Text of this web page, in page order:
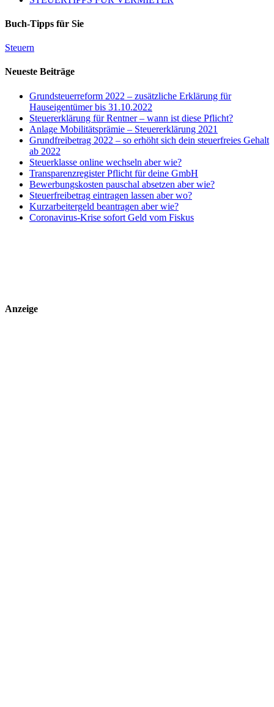
Buch-Tipps für Sie
Steuern
Neueste Beiträge
Grundsteuerreform 2022 – zusätzliche Erklärung für
Hauseigentümer bis 31.10.2022
Steuererklärung für Rentner – wann ist diese Pflicht?
Anlage Mobilitätsprämie – Steuererklärung 2021
Grundfreibetrag 2022 – so erhöht sich dein steuerfreies Gehalt
ab 2022
Steuerklasse online wechseln aber wie?
Transparenzregister Pflicht für deine GmbH
Bewerbungskosten pauschal absetzen aber wie?
Steuerfreibetrag eintragen lassen aber wo?
Kurzarbeitergeld beantragen aber wie?
Coronavirus-Krise sofort Geld vom Fiskus
Anzeige